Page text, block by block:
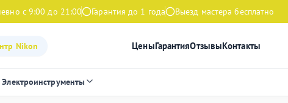
с 9:00 до 21:00 Гарантия до 1 года Выезд мастера бесплатно
Nikon ЦеныГарантияОтзывыКонтакты
Электроинструменты